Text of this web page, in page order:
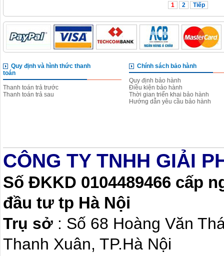
1 2 Tiếp
Quy định và hình thức thanh
toán
Thanh toán trả trước
Thanh toán trả sau
Chính sách bảo hành
Quy định bảo hành
Điều kiện bảo hành
Thời gian triển khai bảo hành
Hướng dẫn yêu cầu bảo hành
CÔNG TY TNHH GIẢI
Số ĐKKD 0104489466 cấp
đầu tư tp Hà Nội
Trụ sở : Số 68 Hoàng Văn
Thanh Xuân, TP.Hà Nội